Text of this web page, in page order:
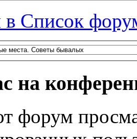
в Список
на
форум